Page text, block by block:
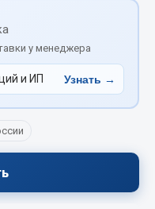
у менеджера
и ИП Узнать →